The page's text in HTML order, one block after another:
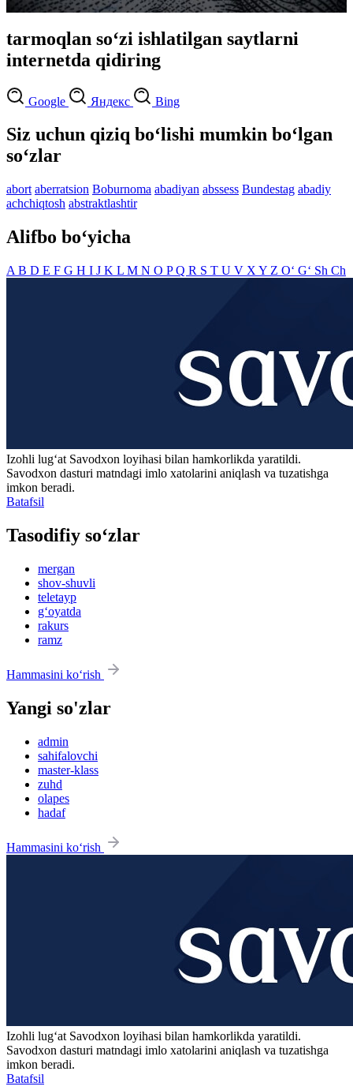
tarmoqlan so‘zi ishlatilgan saytlarni
internetda qidiring
Google Яндекс Bing
Siz uchun qiziq bo‘lishi mumkin bo‘lgan
so‘zlar
abort aberratsion Boburnoma abadiyan abssess Bundestag abadiy
achchiqtosh abstraktlashtir
Alifbo bo‘yicha
A B D E F G H I J K L M N O PQ R S T U V X Y Z O‘ G‘ Sh Ch
Izohli lugʻat Savodxon loyihasi bilan hamkorlikda yaratildi.
Savodxon dasturi matndagi imlo xatolarini aniqlash va tuzatishga
imkon beradi.
Batafsil
Tasodifiy so‘zlar
mergan
shov-shuvli
teletayp
g‘oyatda
rakurs
ramz
Hammasini ko‘rish
Yangi so'zlar
admin
sahifalovchi
master-klass
zuhd
olapes
hadaf
Hammasini ko‘rish
Izohli lugʻat Savodxon loyihasi bilan hamkorlikda yaratildi.
Savodxon dasturi matndagi imlo xatolarini aniqlash va tuzatishga
imkon beradi.
Batafsil